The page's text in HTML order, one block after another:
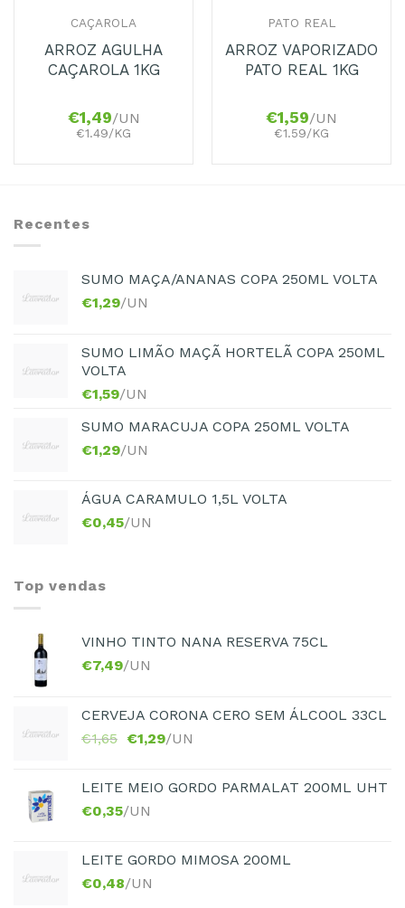
CAÇAROLA
ARROZ AGULHA
CAÇAROLA 1KG
€1,49/UN
€1.49/KG
PATO REAL
ARROZ VAPORIZADO
PATO REAL 1KG
€1,59/UN
€1.59/KG
Recentes
SUMO MAÇA/ANANAS COPA 250ML VOLTA
€1,29/UN
SUMO LIMÃO MAÇÃ HORTELÃ COPA 250ML
VOLTA
€1,59/UN
SUMO MARACUJA COPA 250ML VOLTA
€1,29/UN
ÁGUA CARAMULO 1,5L VOLTA
€0,45/UN
Top vendas
VINHO TINTO NANA RESERVA 75CL
€7,49/UN
CERVEJA CORONA CERO SEM ÁLCOOL 33CL
€1,65 €1,29/UN
LEITE MEIO GORDO PARMALAT 200ML UHT
€0,35/UN
LEITE GORDO MIMOSA 200ML
€0,48/UN